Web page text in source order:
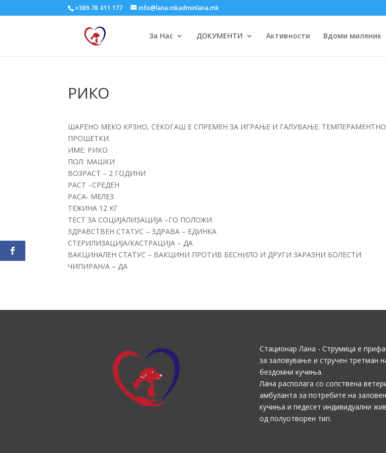
+389 78 411 177 info@lana.mkadminlana.mk
За Нас ДОКУМЕНТИ Активности Вдоми миленик
РИКО
ШАРЕНО МЕКО КРЗНО, СЕКОГАШ Е СПРЕМЕН ЗА ИГРАЊЕ И ГАЛУВАЊЕ.
ПРОШЕТКИ.
ИМЕ: РИКО
ПОЛ: МАШКИ
ВОЗРАСТ – 2 ГОДИНИ
РАСТ –СРЕДЕН
РАСА- МЕЛЕЗ
ТЕЖИНА 12 КГ
ТЕСТ ЗА СОЦИЈАЛИЗАЦИЈА –ГО ПОЛОЖИ
ЗДРАВСТВЕН СТАТУС – ЗДРАВА – ЕДИНКА
СТЕРИЛИЗАЦИЈА/КАСТРАЦИЈА – ДА
ВАКЦИНАЛЕН СТАТУС – ВАКЦИНИ ПРОТИВ БЕСНИЛО И ДРУГИ ЗАРАЗНИ БОЛЕСТИ
ЧИПИРАН/А – ДА
Стационар Лана - Струмица е
за заловување и стручен третман
бездомни кучиња.
Лана располага со сопствена
амбуланта за потребите на
кучиња и педесет индивидуални
од полуотворен тип.